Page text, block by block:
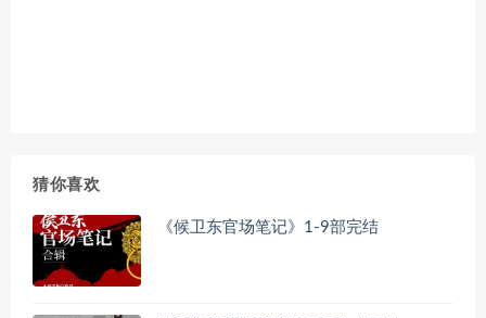
猜你喜欢
《候卫东官场笔记》1-9部完结